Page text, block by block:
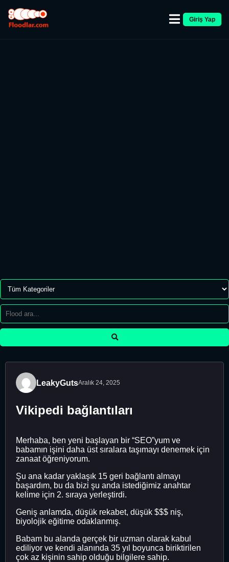
Giriş Yap
LeakyGutsAralık 24, 2025
Vikipedi bağlantıları
Merhaba, ben yeni başlayan bir “SEO”yum ve
babamın işini daha üst sıralara taşımayı denemek için
zanaat öğreniyorum.
Şu ana kadar yaklaşık 15 geri bağlantı almayı
başardım, bu da bizi şu anda istediğimiz anahtar
kelime için 2. sıraya yerleştirdi.
Geniş anlamda, düşük rekabet, düşük $$$ niş,
biyolojik eğitime odaklanmış.
Babam bu alanda gerçek bir uzman olarak kabul
ediliyor ve kendi alanında 35 yıl boyunca biriktirilen
çok az kişinin sahip olduğu bilgilere sahip.